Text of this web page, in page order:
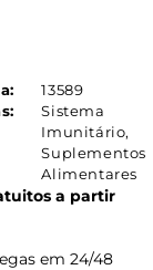
13589
Sistema
Imunitário,
Suplementos
Alimentares
a partir
em 24/48